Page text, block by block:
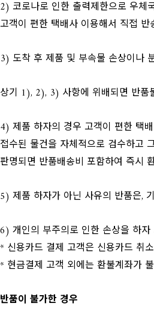
2) 코로나로 인한 출력제한으로 우체
고객이 편한 택배사 이용해서 직접
3) 도착 후 제품 및 부속물 손상이나
상기 1), 2), 3) 사항에 위배되면 반품
4) 제품 하자의 경우 고객이 편한 택
접수된 물건을 자체적으로 검수하고
판명되면 반품배송비 포함하여 즉시
5) 제품 하자가 아닌 사유의 반품은,
6) 개인의 부주의로 인한 손상을 하
* 신용카드 결제 고객은 신용카드 취
* 현금결제 고객 외에는 환불계좌가
반품이 불가한 경우